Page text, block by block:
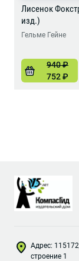
Лисенок
изд.)
Гельме Гейне
940₽
752₽
Адрес:
строение 1